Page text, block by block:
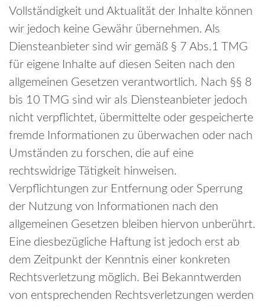
Vollständigkeit und Aktualität der Inhalte können
wir jedoch keine Gewähr übernehmen. Als
Diensteanbieter sind wir gemäß § 7 Abs.1 TMG
für eigene Inhalte auf diesen Seiten nach den
allgemeinen Gesetzen verantwortlich. Nach §§ 8
bis 10 TMG sind wir als Diensteanbieter jedoch
nicht verpflichtet, übermittelte oder gespeicherte
fremde Informationen zu überwachen oder nach
Umständen zu forschen, die auf eine
rechtswidrige Tätigkeit hinweisen.
Verpflichtungen zur Entfernung oder Sperrung
der Nutzung von Informationen nach den
allgemeinen Gesetzen bleiben hiervon unberührt.
Eine diesbezügliche Haftung ist jedoch erst ab
dem Zeitpunkt der Kenntnis einer konkreten
Rechtsverletzung möglich. Bei Bekanntwerden
von entsprechenden Rechtsverletzungen werden